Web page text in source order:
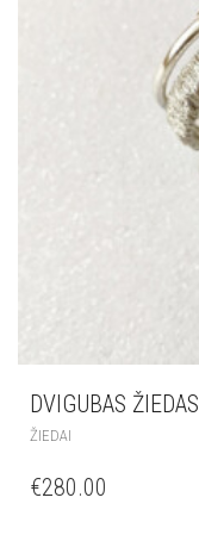
DVIGUBAS
ŽIEDAI
€280.00